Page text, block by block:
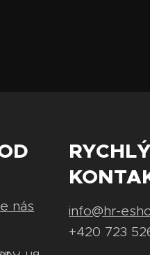
nás
RYCHLÝ
info@hr-
+420 723